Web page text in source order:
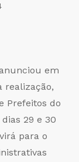
em
realização,
Prefeitos do
29 e 30
para o